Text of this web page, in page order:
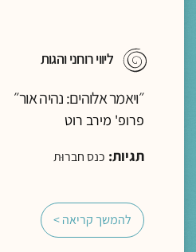
ליווי רוחני והגות
״ויאמר אלוהים: נהיה אור״
פרופ' מירב רוט
תגיות: כנס חברוּת
להמשך קריאה >